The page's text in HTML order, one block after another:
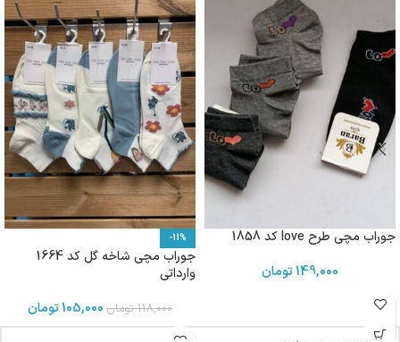
جوراب مچی طرح love کد 1858
149,000تومان
-11%
جوراب مچی شاخه گل کد 1664
وارداتی
118,000 تومان 105,000تومان